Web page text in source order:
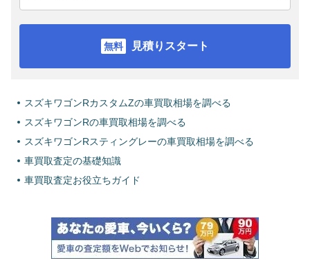
見積りスタート
スズキワゴンRカスタムZの車買取相場を調べる
スズキワゴンRの車買取相場を調べる
スズキワゴンRスティングレーの車買取相場を調べる
車買取査定の基礎知識
車買取査定お役立ちガイド